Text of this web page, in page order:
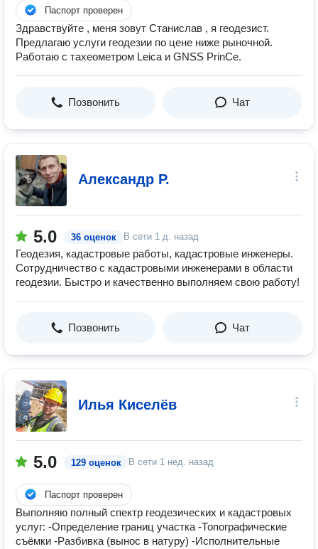
Паспорт проверен
Здравствуйте , меня зовут Станислав , я геодезист.
Предлагаю услуги геодезии по цене ниже рыночной.
Работаю с тахеометром Leica и GNSS PrinCe.
Позвонить Чат
Александр Р.
5.0 36 оценок В сети 1 д. назад
Геодезия, кадастровые работы, кадастровые инженеры.
Сотрудничество с кадастровыми инженерами в области
геодезии. Быстро и качественно выполняем свою работу!
Позвонить Чат
Илья Киселёв
5.0 129 оценок В сети 1 нед. назад
Паспорт проверен
Выполняю полный спектр геодезических и кадастровых
услуг: -Определение границ участка -Топографические
съёмки -Разбивка (вынос в натуру) -Исполнительные